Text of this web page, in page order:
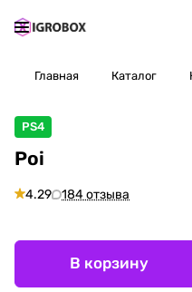
Главная Каталог
PS4
Poi
4.29 184 отзыва
В корзину